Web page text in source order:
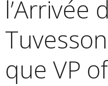
l’Arrivée
que VP